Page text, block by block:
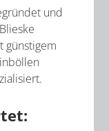
und
günstigem